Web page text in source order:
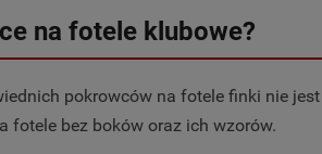
na fotele klubowe?
pokrowców na fotele finki nie
fotele bez boków oraz ich wzorów.